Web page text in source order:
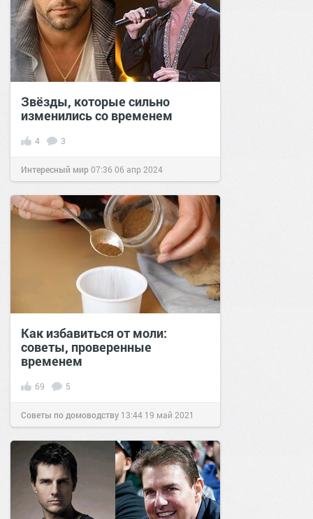
Звёзды, которые сильно
изменились со временем
4 3
Интересный мир07:3606 апр 2024
Как избавиться от моли:
советы, проверенные
временем
69 5
Советы по домоводству 13:44 19 май 2021